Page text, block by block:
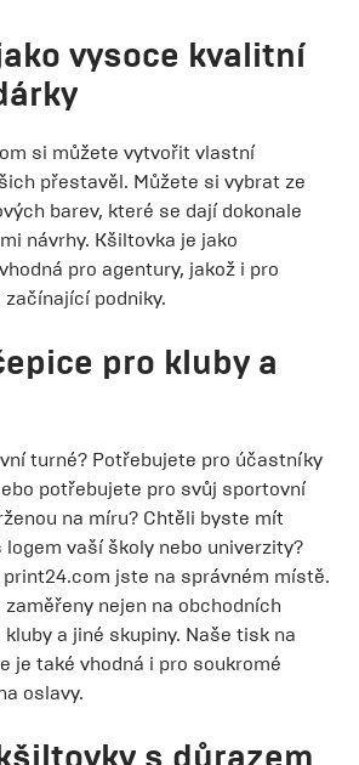
vysoce kvalitní
si můžete vytvořit vlastní
přestavěl. Můžete si vybrat ze
barev, které se dají dokonale
návrhy. Kšiltovka je jako
pro agentury, jakož i pro
podniky.
pro kluby a
turné? Potřebujete pro účastníky
potřebujete pro svůj sportovní
na míru? Chtěli byste mít
vaší školy nebo univerzity?
jste na správném místě.
nejen na obchodních
a jiné skupiny. Naše tisk na
je také vhodná i pro soukromé
oslavy.
s důrazem